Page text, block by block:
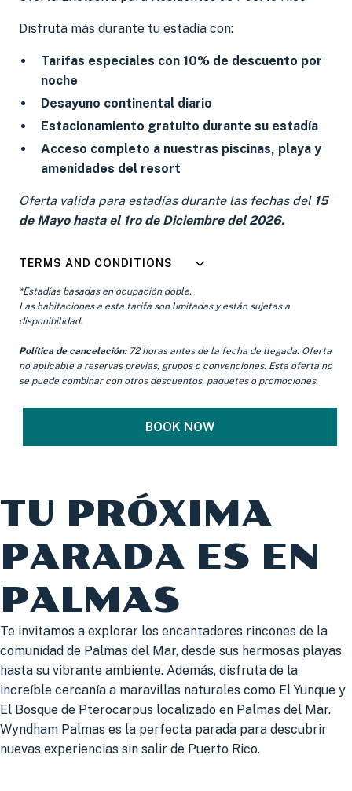
Disfruta más durante tu estadía con:
Tarifas especiales con 10% de descuento por
noche
Desayuno continental diario
Estacionamiento gratuito durante su estadía
Acceso completo a nuestras piscinas, playa y
amenidades del resort
Oferta valida para estadías durante las fechas del 15
de Mayo hasta el 1ro de Diciembre del 2026.
TERMS AND CONDITIONS
*Estadías basadas en ocupación doble.
Las habitaciones a esta tarifa son limitadas y están sujetas a
disponibilidad.
Política de cancelación: 72 horas antes de la fecha de llegada. Oferta
no aplicable a reservas previas, grupos o convenciones. Esta oferta no
se puede combinar con otros descuentos, paquetes o promociones.
BOOK NOW
TU PRÓXIMA
PARADA ES EN
PALMAS
Te invitamos a explorar los encantadores rincones de la
comunidad de Palmas del Mar, desde sus hermosas playas
hasta su vibrante ambiente. Además, disfruta de la
increíble cercanía a maravillas naturales como El Yunque y
El Bosque de Pterocarpus localizado en Palmas del Mar.
Wyndham Palmas es la perfecta parada para descubrir
nuevas experiencias sin salir de Puerto Rico.